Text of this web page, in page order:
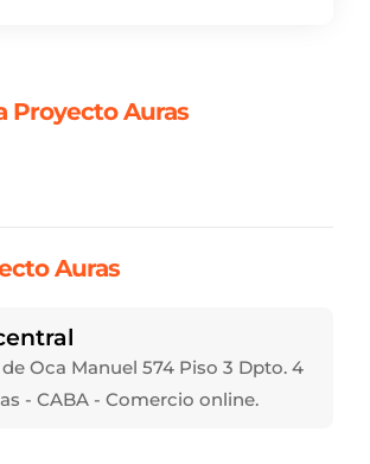
Proyecto Auras
Auras
Oca Manuel 574 Piso 3 Dpto. 4
- CABA - Comercio online.